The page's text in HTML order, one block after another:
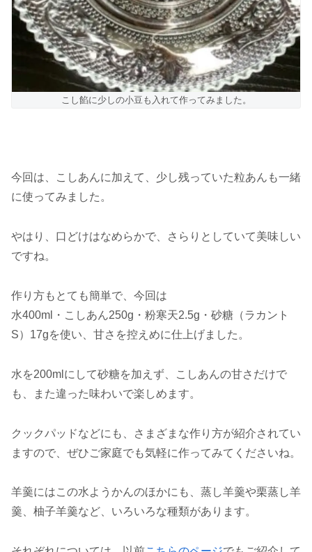
こし餡に少しの小豆も入れて作ってみました。
今回は、こしあんに加えて、少し残っていた粒あんも一緒
に使ってみました。
やはり、口どけはなめらかで、さらりとしていて美味しい
ですね。
作り方もとても簡単で、今回は
水400ml・こしあん250g・粉寒天2.5g・砂糖（ラカント
S）17gを使い、甘さを控えめに仕上げました。
水を200mlにして砂糖を加えず、こしあんの甘さだけで
も、また違った味わいで楽しめます。
クックパッドなどにも、さまざまな作り方が紹介されてい
ますので、ぜひご家庭でも気軽に作ってみてくださいね。
羊羹にはこの水ようかんのほかにも、蒸し羊羹や栗蒸し羊
羹、柚子羊羹など、いろいろな種類があります。